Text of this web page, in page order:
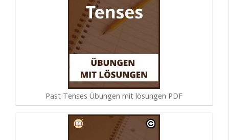
Past Tenses Übungen mit lösungen PDF